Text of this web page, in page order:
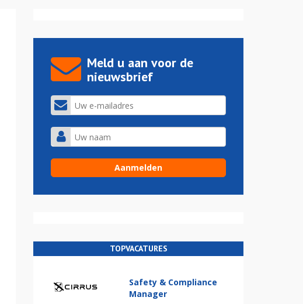
Meld u aan voor de
nieuwsbrief
TOPVACATURES
Safety & Compliance
Manager